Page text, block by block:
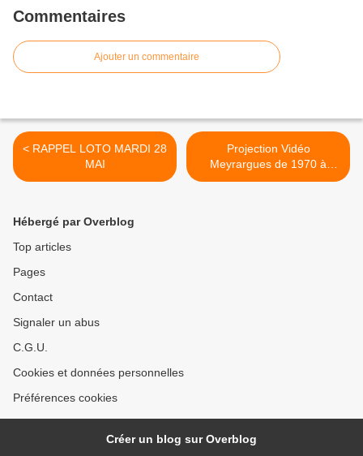
Commentaires
Ajouter un commentaire
< RAPPEL LOTO MARDI 28
MAI
Projection Vidéo
Meyrargues de 1970 à
1999 >
Hébergé par Overblog
Top articles
Pages
Contact
Signaler un abus
C.G.U.
Cookies et données personnelles
Préférences cookies
Créer un blog sur Overblog